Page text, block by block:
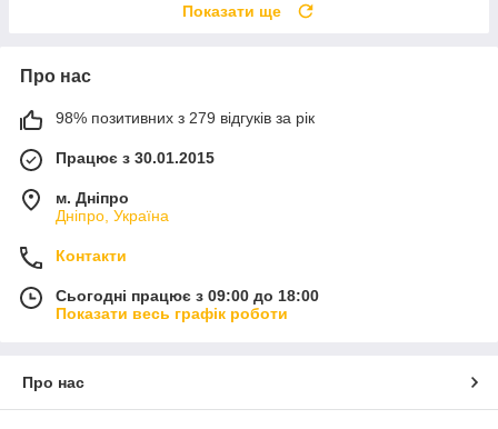
Показати ще
Про нас
98% позитивних з 279 відгуків за рік
Працює з 30.01.2015
м. Дніпро
Дніпро, Україна
Контакти
Сьогодні працює з 09:00 до 18:00
Показати весь графік роботи
Про нас